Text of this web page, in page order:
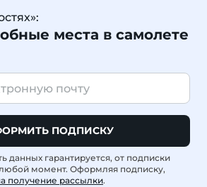
места в самолете
ПОДПИСКУ
данных гарантируется, от подписки
момент. Оформляя подписку,
получение рассылки.